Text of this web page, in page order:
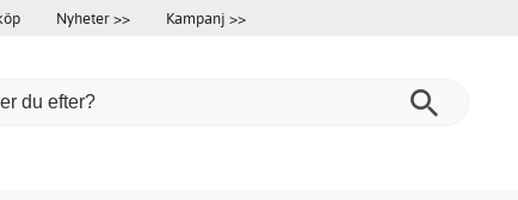
Nyheter >> Kampanj >>